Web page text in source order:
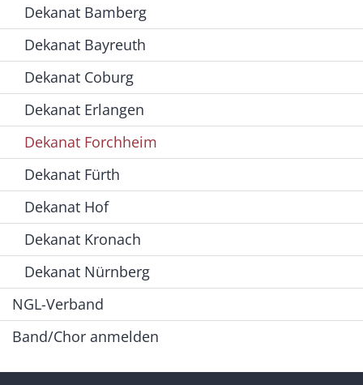
Dekanat Bamberg
Dekanat Bayreuth
Dekanat Coburg
Dekanat Erlangen
Dekanat Forchheim
Dekanat Fürth
Dekanat Hof
Dekanat Kronach
Dekanat Nürnberg
NGL-Verband
Band/Chor anmelden